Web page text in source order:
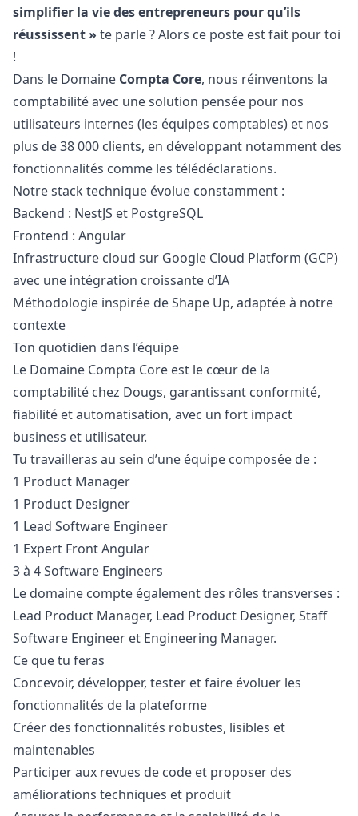
simplifier la vie des entrepreneurs pour qu’ils
réussissent » te parle ? Alors ce poste est fait pour toi
!
Dans le Domaine Compta Core, nous réinventons la
comptabilité avec une solution pensée pour nos
utilisateurs internes (les équipes comptables) et nos
plus de 38 000 clients, en développant notamment des
fonctionnalités comme les télédéclarations.
Notre stack technique évolue constamment :
Backend : NestJS et PostgreSQL
Frontend : Angular
Infrastructure cloud sur Google Cloud Platform (GCP)
avec une intégration croissante d’IA
Méthodologie inspirée de Shape Up, adaptée à notre
contexte
Ton quotidien dans l’équipe
Le Domaine Compta Core est le cœur de la
comptabilité chez Dougs, garantissant conformité,
fiabilité et automatisation, avec un fort impact
business et utilisateur.
Tu travailleras au sein d’une équipe composée de :
1 Product Manager
1 Product Designer
1 Lead Software Engineer
1 Expert Front Angular
3 à 4 Software Engineers
Le domaine compte également des rôles transverses :
Lead Product Manager, Lead Product Designer, Staff
Software Engineer et Engineering Manager.
Ce que tu feras
Concevoir, développer, tester et faire évoluer les
fonctionnalités de la plateforme
Créer des fonctionnalités robustes, lisibles et
maintenables
Participer aux revues de code et proposer des
améliorations techniques et produit